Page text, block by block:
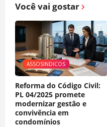
Você vai gostar
ASSOSINDICOS
Reforma do Código Civil:
PL 04/2025 promete
modernizar gestão e
convivência em
condomínios